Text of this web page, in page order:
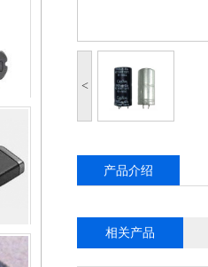
<
产品介绍
相关产品